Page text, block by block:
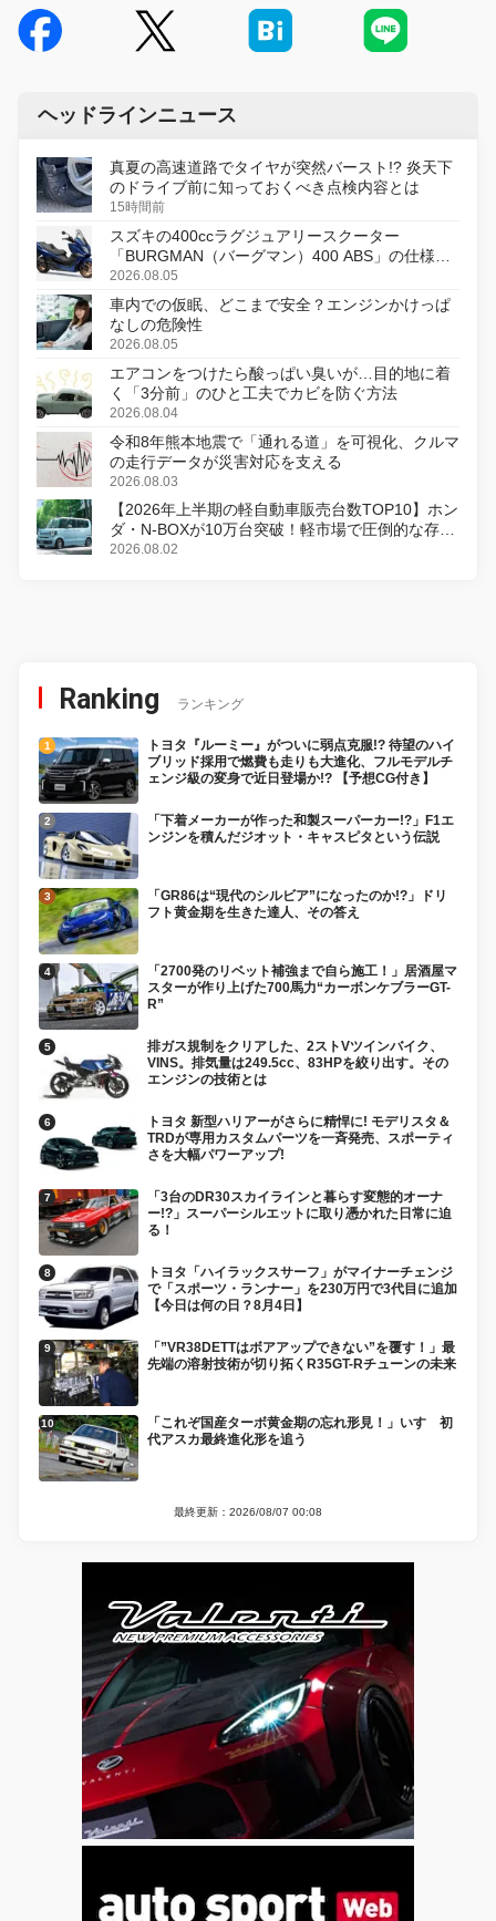
ヘッドラインニュース
真夏の高速道路でタイヤが突然バースト!? 炎天下
のドライブ前に知っておくべき点検内容とは
15時間前
スズキの400ccラグジュアリースクーター
「BURGMAN（バーグマン）400 ABS」の仕様を
変更し、8月18日に発売
2026.08.05
車内での仮眠、どこまで安全？エンジンかけっぱ
なしの危険性
2026.08.05
エアコンをつけたら酸っぱい臭いが…目的地に着
く「3分前」のひと工夫でカビを防ぐ方法
2026.08.04
令和8年熊本地震で「通れる道」を可視化、クルマ
の走行データが災害対応を支える
2026.08.03
【2026年上半期の軽自動車販売台数TOP10】ホン
ダ・N-BOXが10万台突破！軽市場で圧倒的な存在
感
2026.08.02
Ranking ランキング
トヨタ『ルーミー』がついに弱点克服!? 待望のハイ
ブリッド採用で燃費も走りも大進化、フルモデルチ
ェンジ級の変身で近日登場か!? 【予想CG付き】
「下着メーカーが作った和製スーパーカー!?」F1エ
ンジンを積んだジオット・キャスピタという伝説
「GR86は“現代のシルビア”になったのか!?」ドリ
フト黄金期を生きた達人、その答え
「2700発のリベット補強まで自ら施工！」居酒屋マ
スターが作り上げた700馬力“カーボンケブラーGT-
R”
排ガス規制をクリアした、2ストVツインバイク、
VINS。排気量は249.5cc、83HPを絞り出す。その
エンジンの技術とは
トヨタ 新型ハリアーがさらに精悍に! モデリスタ＆
TRDが専用カスタムパーツを一斉発売、スポーティ
さを大幅パワーアップ!
「3台のDR30スカイラインと暮らす変態的オーナ
ー!?」スーパーシルエットに取り憑かれた日常に迫
る！
トヨタ「ハイラックスサーフ」がマイナーチェンジ
で「スポーツ・ランナー」を230万円で3代目に追加
【今日は何の日？8月4日】
「”VR38DETTはボアアップできない”を覆す！」最
先端の溶射技術が切り拓くR35GT-Rチューンの未来
「これぞ国産ターボ黄金期の忘れ形見！」いすゞ初
代アスカ最終進化形を追う
最終更新：2026/08/07 00:08